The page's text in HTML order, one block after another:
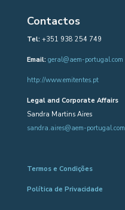
Contactos
Tel:+351 938 254 749
Email: geral@aem-portugal.com
http://www.emitentes.pt
Legal and Corporate Affairs
Sandra Martins Aires
sandra.aires@aem-portugal.com
Termos e Condições
Política de Privacidade